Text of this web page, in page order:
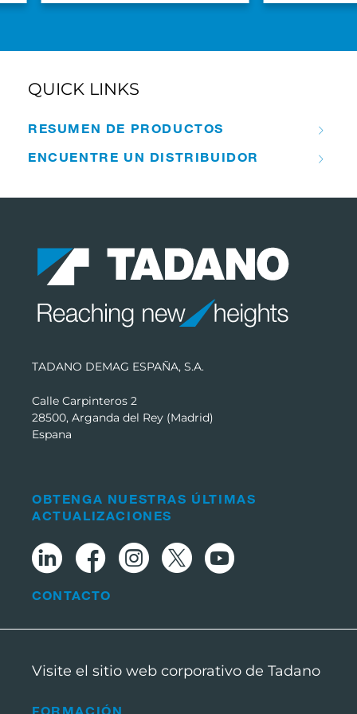
QUICK LINKS
RESUMEN DE PRODUCTOS
ENCUENTRE UN DISTRIBUIDOR
TADANO DEMAG ESPAÑA, S.A.
Calle Carpinteros 2
28500, Arganda del Rey (Madrid)
Espana
FORMACIÓN
OBTENGA NUESTRAS ÚLTIMAS
ACTUALIZACIONES
CONTACTO
Visite el sitio web corporativo de Tadano